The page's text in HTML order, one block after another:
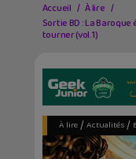
Accueil
À lire
Sortie BD : La
tourner (vol.1)
À lire/ Actualités/